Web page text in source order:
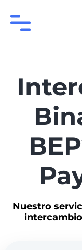
Nuestro